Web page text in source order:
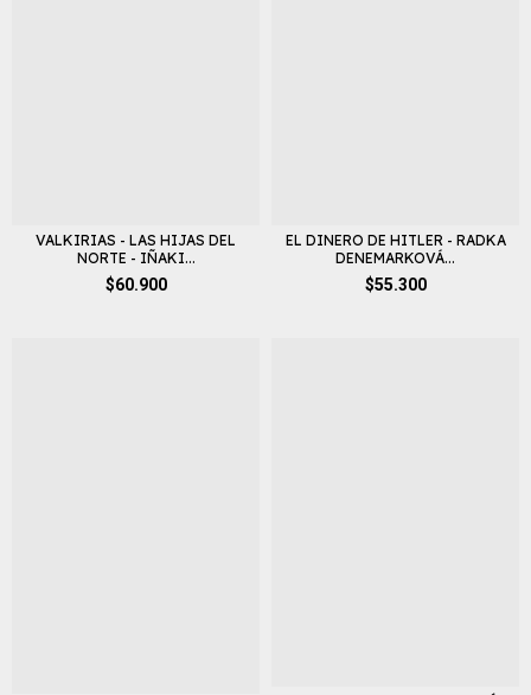
VALKIRIAS - LAS HIJAS DEL
NORTE - IÑAKI...
$60.900
EL DINERO DE HITLER - RADKA
DENEMARKOVÁ...
$55.300